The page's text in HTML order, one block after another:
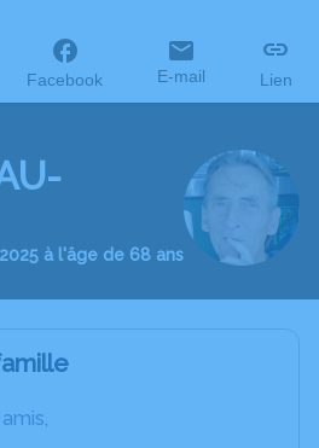
Facebook E-mail Lien
à l'âge de 68 ans